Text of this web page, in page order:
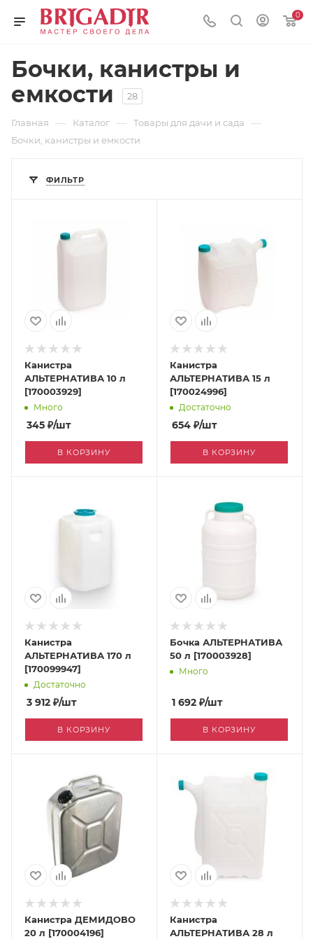
0
Бочки, канистры и
емкости
28
Главная — Каталог — Товары для дачи и сада —
Бочки, канистры и емкости
ФИЛЬТР
Канистра
АЛЬТЕРНАТИВА 10 л
[170003929]
Много
345 ₽/шт
В КОРЗИНУ
Канистра
АЛЬТЕРНАТИВА 15 л
[170024996]
Достаточно
654 ₽/шт
В КОРЗИНУ
Канистра
АЛЬТЕРНАТИВА 170 л
[170099947]
Достаточно
3 912 ₽/шт
В КОРЗИНУ
Бочка АЛЬТЕРНАТИВА
50 л [170003928]
Много
1 692 ₽/шт
В КОРЗИНУ
Канистра ДЕМИДОВО
20 л [170004196]
Канистра
АЛЬТЕРНАТИВА 28 л